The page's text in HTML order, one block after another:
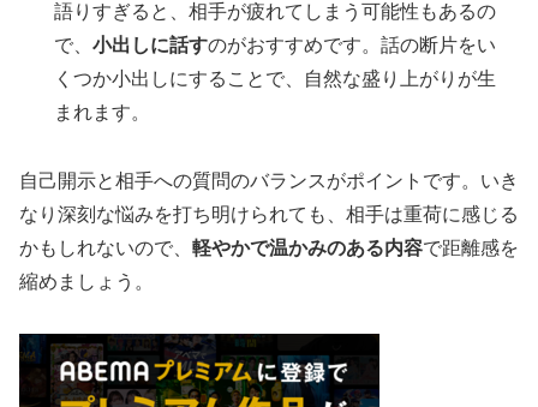
語りすぎると、相手が疲れてしまう可能性もあるの
で、小出しに話すのがおすすめです。話の断片をい
くつか小出しにすることで、自然な盛り上がりが生
まれます。
自己開示と相手への質問のバランスがポイントです。いき
なり深刻な悩みを打ち明けられても、相手は重荷に感じる
かもしれないので、 軽やかで温かみのある内容で距離感を
縮めましょう。